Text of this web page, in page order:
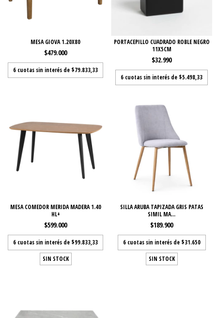
MESA GIOVA 1.20X80
$479.000
6 cuotas sin interés de $79.833,33
PORTACEPILLO CUADRADO ROBLE NEGRO
11X5CM
$32.990
6 cuotas sin interés de $5.498,33
MESA COMEDOR MERIDA MADERA 1.40
HL+
$599.000
6 cuotas sin interés de $99.833,33
SIN STOCK
SILLA ARUBA TAPIZADA GRIS PATAS
SIMIL MA...
$189.900
6 cuotas sin interés de $31.650
SIN STOCK